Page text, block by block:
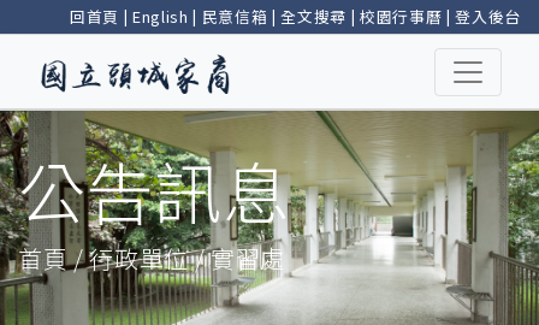
回首頁 | English | 民意信箱 |全文搜尋 | 校園行事曆 |登入後台
公告訊息
首頁 / 行政單位 / 實習處